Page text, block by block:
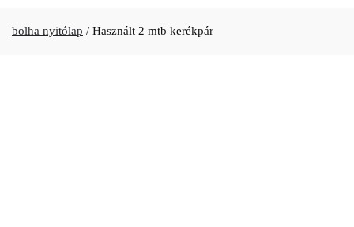
bolha nyitólap / Használt 2 mtb kerékpár